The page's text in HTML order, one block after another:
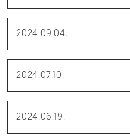
2024.09.04.
2024.07.10.
2024.06.19.